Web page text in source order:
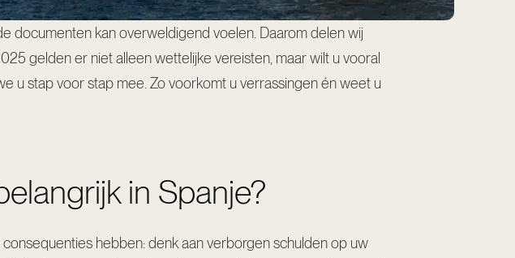
documenten kan overweldigend voelen. Daarom delen wij
gelden er niet alleen wettelijke vereisten, maar wilt u vooral
u stap voor stap mee. Zo voorkomt u verrassingen én weet u
in Spanje?
hebben: denk aan verborgen schulden op uw